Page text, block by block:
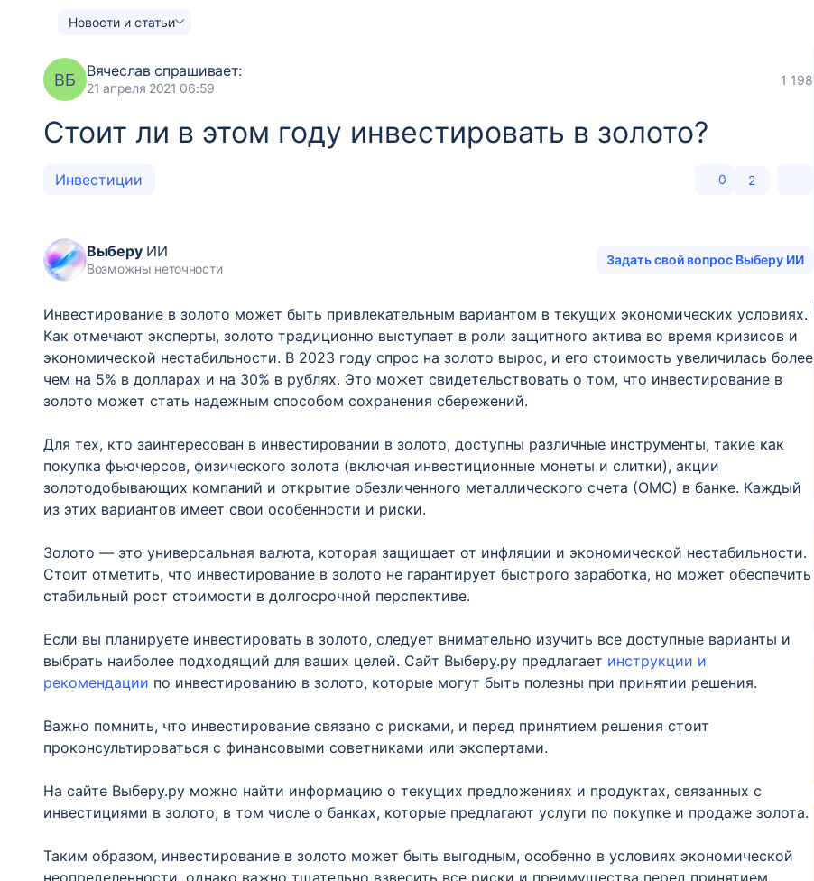
Новости и статьи
ВБ Вячеславспрашивает:
21 апреля 2021 06:59
1 198
Стоит ли в этом году инвестировать в золото?
Инвестиции 0 2
ВыберуИИ
Возможны неточности
Задать свой вопрос Выберу ИИ
Инвестирование в золото может быть привлекательным вариантом в текущих экономических условиях.
Как отмечают эксперты, золото традиционно выступает в роли защитного актива во время кризисов и
экономической нестабильности. В 2023 году спрос на золото вырос, и его стоимость увеличилась более
чем на 5% в долларах и на 30% в рублях. Это может свидетельствовать о том, что инвестирование в
золото может стать надежным способом сохранения сбережений.
Для тех, кто заинтересован в инвестировании в золото, доступны различные инструменты, такие как
покупка фьючерсов, физического золота (включая инвестиционные монеты и слитки), акции
золотодобывающих компаний и открытие обезличенного металлического счета (ОМС) в банке. Каждый
из этих вариантов имеет свои особенности и риски.
Золото — это универсальная валюта, которая защищает от инфляции и экономической нестабильности.
Стоит отметить, что инвестирование в золото не гарантирует быстрого заработка, но может обеспечить
стабильный рост стоимости в долгосрочной перспективе.
Если вы планируете инвестировать в золото, следует внимательно изучить все доступные варианты и
выбрать наиболее подходящий для ваших целей. Сайт Выберу.ру предлагает инструкции и
рекомендации по инвестированию в золото, которые могут быть полезны при принятии решения.
Важно помнить, что инвестирование связано с рисками, и перед принятием решения стоит
проконсультироваться с финансовыми советниками или экспертами.
На сайте Выберу.ру можно найти информацию о текущих предложениях и продуктах, связанных с
инвестициями в золото, в том числе о банках, которые предлагают услуги по покупке и продаже золота.
Таким образом, инвестирование в золото может быть выгодным, особенно в условиях экономической
неопределенности, однако важно тщательно взвесить все риски и преимущества перед принятием